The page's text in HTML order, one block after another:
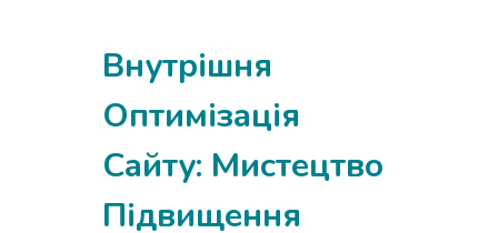
Внутрішня
Оптимізація
Сайту: Мистецтво
Підвищення